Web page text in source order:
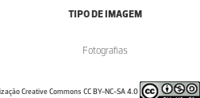
TIPO DE IMAGEM
Fotografias
Creative Commons CC BY-NC-SA 4.0